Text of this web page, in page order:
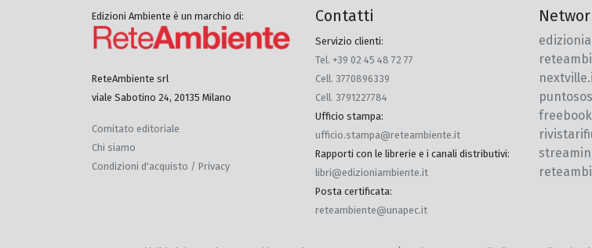
Edizioni Ambiente è un marchio di:
ReteAmbiente srl
viale Sabotino 24, 20135 Milano
Comitato editoriale
Chi siamo
Condizioni d'acquisto / Privacy
Contatti
Servizio clienti:
Tel. +39 02 45 48 72 77
Cell. 3770896339
Cell. 3791227784
Ufficio stampa:
ufficio.stampa@reteambiente.it
Rapporti con le librerie e i canali distributivi:
libri@edizioniambiente.it
Posta certificata:
reteambiente@unapec.it